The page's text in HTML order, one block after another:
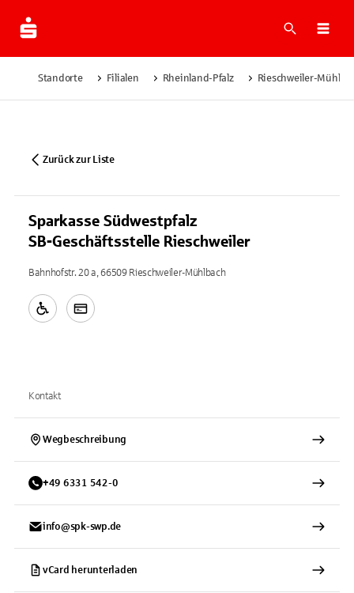
Suche
Standorte Filialen Rheinland-Pfalz Rieschweiler-
Zurück zur Liste
Sparkasse Südwestpfalz
SB-Geschäftsstelle Rieschweiler
Bahnhofstr. 20 a, 66509 Rieschweiler-Mühlbach
Kontakt
Wegbeschreibung
+49 6331 542-0
info@spk-swp.de
vCard herunterladen